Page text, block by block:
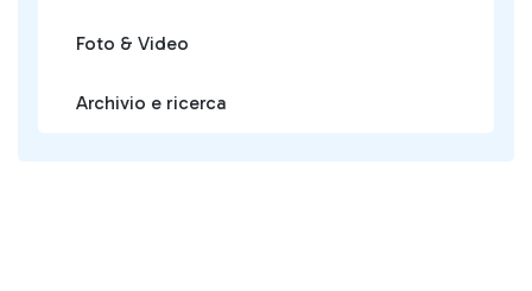
Foto & Video
Archivio e ricerca